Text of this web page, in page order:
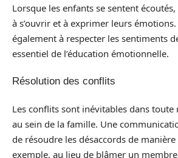
Lorsque les enfants se sentent
à s’ouvrir et à exprimer leurs
également à respecter les sentiments
essentiel de l’éducation émotionnelle.
Résolution des conflits
Les conflits sont inévitables dans
au sein de la famille. Une
de résoudre les désaccords de
exemple, au lieu de blâmer un